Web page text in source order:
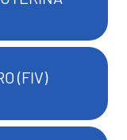
(FIV)